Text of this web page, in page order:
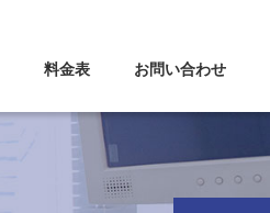
料金表 お問い合わせ